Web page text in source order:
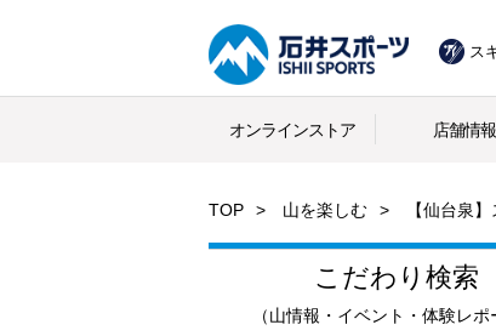
ス
オンラインストア 店舗情報
TOP 山を楽しむ 【仙台泉
こだわり検索
（山情報・イベント・体験レポ